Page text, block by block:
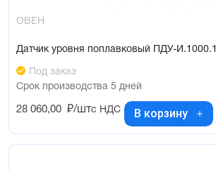
ОВЕН
Датчик уровня поплавковый ПДУ-
Под заказ
Срок производства 5 дней
28 060,00 ₽/штс НДС В корзину